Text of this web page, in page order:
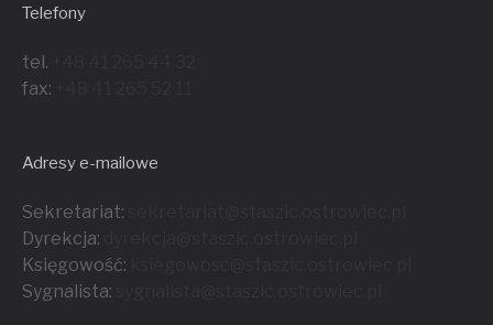
Telefony
tel.
fax:
Adresy e-mailowe
Sekretariat:
Dyrekcja:
Księgowość:
Sygnalista: